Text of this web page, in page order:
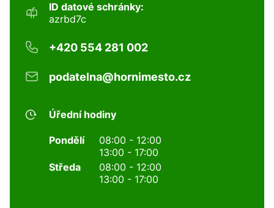
ID datové schránky:
azrbd7c
+420 554 281 002
podatelna@hornimesto.cz
Úřední hodiny
Pondělí
08:00 - 12:00
13:00 - 17:00
Středa
08:00 - 12:00
13:00 - 17:00